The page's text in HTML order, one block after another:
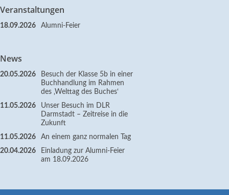
Veranstaltungen
18.09.2026 Alumni-Feier
News
20.05.2026
Besuch der Klasse 5b in einer
Buchhandlung im Rahmen
des ‚Welttag des Buches‘
11.05.2026
Unser Besuch im DLR
Darmstadt – Zeitreise in die
Zukunft
11.05.2026
An einem ganz normalen Tag
20.04.2026
Einladung zur Alumni-Feier
am 18.09.2026